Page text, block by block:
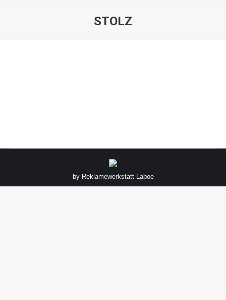
STOLZ
by Reklamewerkstatt Laboe